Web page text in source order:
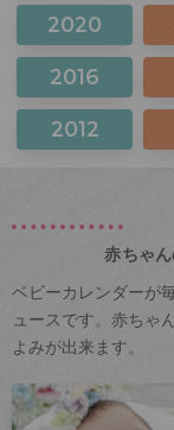
2020
2016
2012
赤ちゃ
ベビーカレンダーが
ュースです。赤ちゃ
よみが出来ます。